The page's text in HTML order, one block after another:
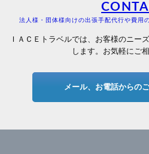
法人様・団体様向けの出張手配代行や費用
ＩＡＣＥトラベルでは、お客様のニー
します。お気軽にご
メール、お電話からの